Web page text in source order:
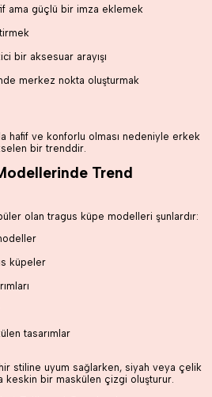
ama güçlü bir imza eklemek
bir aksesuar arayışı
merkez nokta oluşturmak
hafif ve konforlu olması nedeniyle erkek
bir trenddir.
Trend
olan tragus küpe modelleri şunlardır:
küpeler
tasarımlar
stiline uyum sağlarken, siyah veya çelik
bir maskülen çizgi oluşturur.